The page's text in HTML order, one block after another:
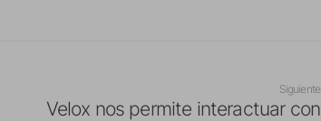
Siguiente
Velox nos permite interactuar con